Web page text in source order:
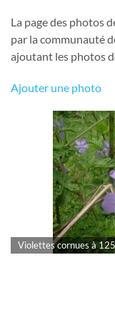
La page des photos
par la communauté
ajoutant les photos
Ajouter une photo
Violettes cornues à